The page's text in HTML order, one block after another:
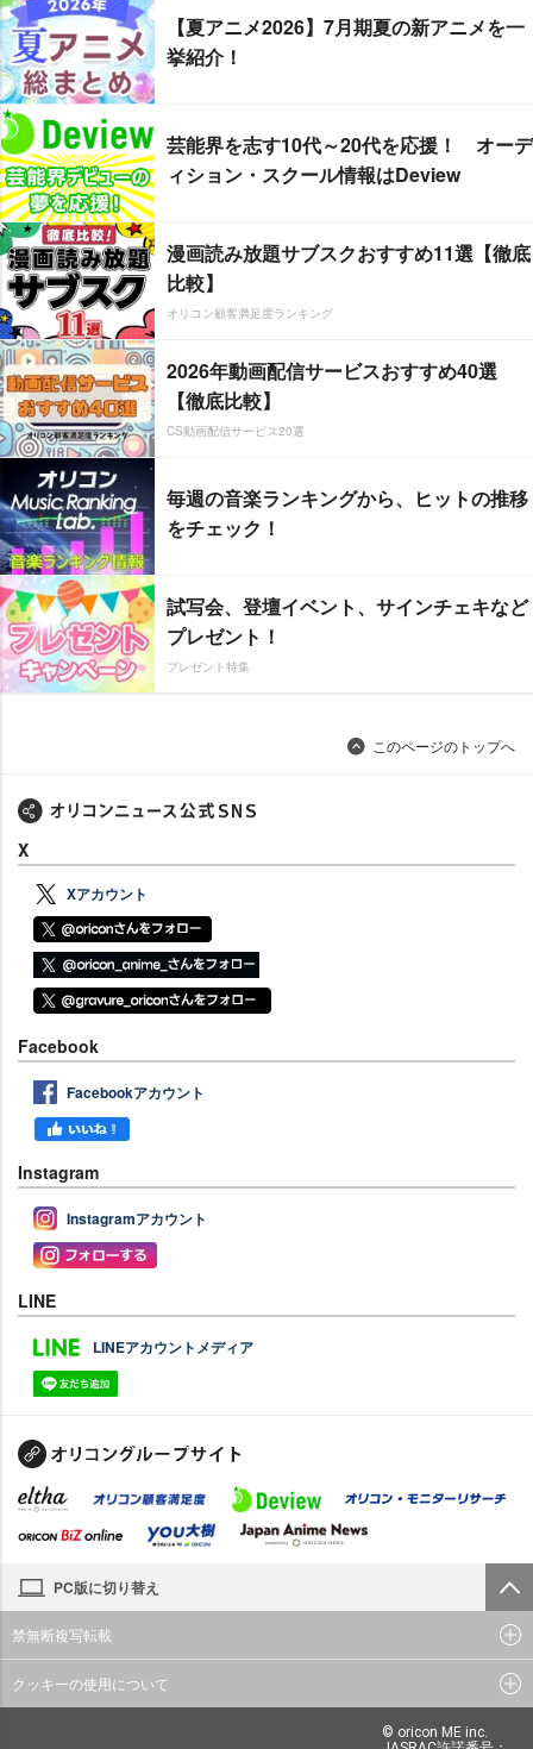
【夏アニメ2026】7月期夏の新アニメを一
挙紹介！
芸能界を志す10代～20代を応援！ オーデ
ィション・スクール情報はDeview
漫画読み放題サブスクおすすめ11選【徹底
比較】
オリコン顧客満足度ランキング
2026年動画配信サービスおすすめ40選
【徹底比較】
CS動画配信サービス20選
毎週の音楽ランキングから、ヒットの推移
をチェック！
試写会、登壇イベント、サインチェキなど
プレゼント！
プレゼント特集
このページのトップへ
X
Xアカウント
Facebook
Facebookアカウント
Instagram
Instagramアカウント
LINE
LINEアカウントメディア
PC版に切り替え
禁無断複写転載
クッキーの使用について
© oricon ME inc.